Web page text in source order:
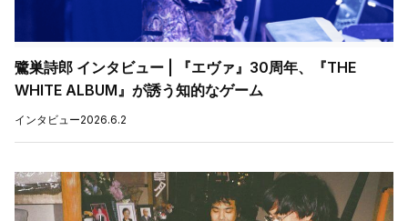
鷺巣詩郎 インタビュー | 『エヴァ』30周年、『THE
WHITE ALBUM』が誘う知的なゲーム
インタビュー2026.6.2